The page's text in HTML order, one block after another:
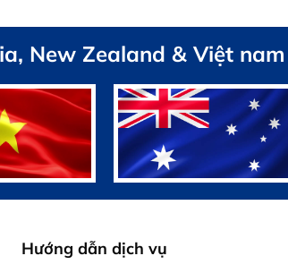
New Zealand & Việt nam
Hướng dẫn dịch vụ